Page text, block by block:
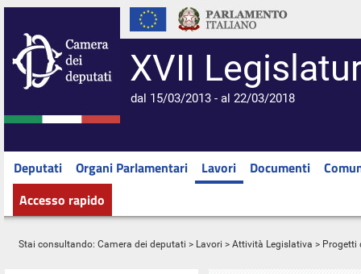
XVII
dal 15/03/2013 - al 22/03/2018
Deputati Organi Parlamentari Lavori Documenti
Accesso rapido
Stai consultando: Camera dei deputati > Lavori > Attività Legislativa > Progetti